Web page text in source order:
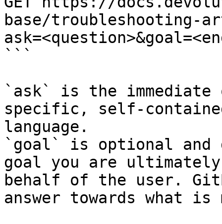
base/troubleshooting-
```
`ask` is the
specific, self-
language.
`goal` is optional and
goal you are
behalf of the user.
answer towards what